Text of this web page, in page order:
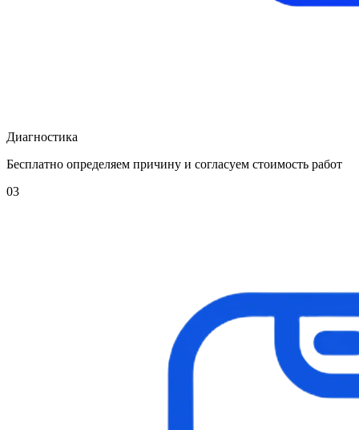
Диагностика
Бесплатно определяем причину и согласуем стоимость работ
03